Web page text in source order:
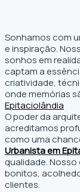
Sonhamos com
e inspiração.
sonhos em
captam a
criatividade,
onde memórias
Epitaciolândia
O poder da
acreditamos
como uma
Urbanista em
qualidade.
bonitos,
clientes.